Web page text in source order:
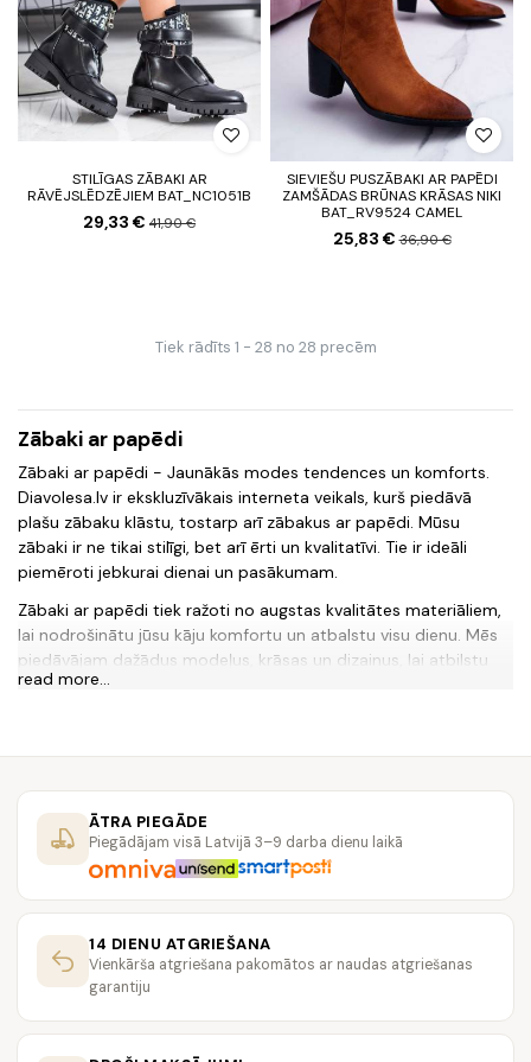
STILĪGAS ZĀBAKI AR
RĀVĒJSLĒDZĒJIEM BAT_NC1051B
29,33 € 41,90 €
SIEVIEŠU PUSZĀBAKI AR PAPĒDI
ZAMŠĀDAS BRŪNAS KRĀSAS NIKI
BAT_RV9524 CAMEL
25,83 €36,90 €
Tiek rādīts 1 - 28 no 28 precēm
Zābaki ar papēdi
Zābaki ar papēdi - Jaunākās modes tendences un komforts.
Diavolesa.lv ir ekskluzīvākais interneta veikals, kurš piedāvā
plašu zābaku klāstu, tostarp arī zābakus ar papēdi. Mūsu
zābaki ir ne tikai stilīgi, bet arī ērti un kvalitatīvi. Tie ir ideāli
piemēroti jebkurai dienai un pasākumam.
Zābaki ar papēdi tiek ražoti no augstas kvalitātes materiāliem,
lai nodrošinātu jūsu kāju komfortu un atbalstu visu dienu. Mēs
piedāvājam dažādus modeļus, krāsas un dizainus, lai atbilstu
jūsu stilam un vēlmēm.
Jautājumi un atbildes:
1. Vai zābaki ar papēdi ir ērti?
Jā, mūsu zābaki ar papēdi ir gan stilīgi, gan ērti. Tie tiek ražoti
no augstas kvalitātes materiāliem un nodrošina jūsu kāju
2. Vai zābaki ar papēdi ir piemēroti katru dienu?
Jā, mūsu zābaki ar papēdi ir piemēroti jebkurai dienai un
laikā.
read more...
ĀTRA PIEGĀDE
Piegādājam visā Latvijā 3–9 darba dienu laikā
14 DIENU ATGRIEŠANA
Vienkārša atgriešana pakomātos ar naudas atgriešanas
garantiju